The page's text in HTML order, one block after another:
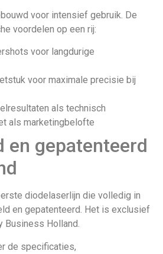
voor intensief gebruik. De
voordelen op een rij:
voor langdurige
voor maximale precisie bij
als technisch
als marketingbelofte
en gepatenteerd
diodelaserlijn die volledig in
en gepatenteerd. Het is exclusief
Business Holland.
de specificaties,